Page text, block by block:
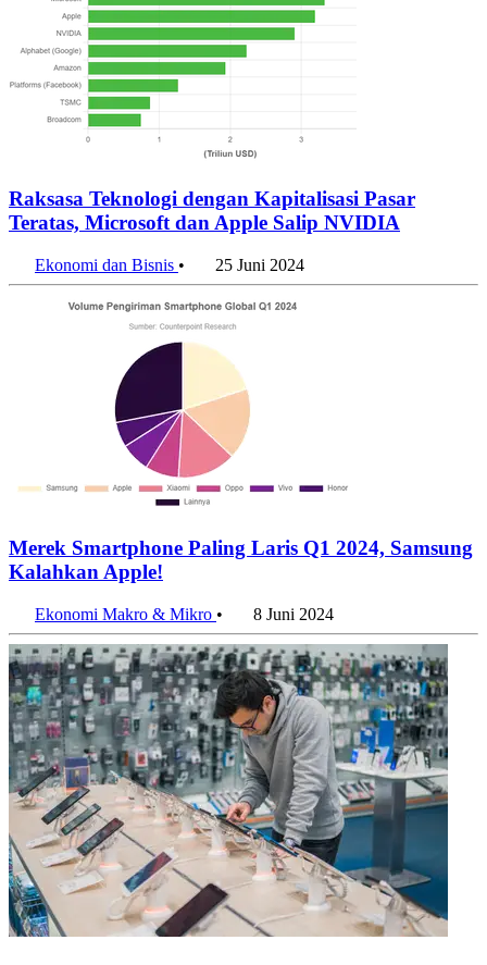
Raksasa Teknologi dengan Kapitalisasi Pasar
Teratas, Microsoft dan Apple Salip NVIDIA
Ekonomi dan Bisnis• 25 Juni 2024
Merek Smartphone Paling Laris Q1 2024, Samsung
Ekonomi Makro & Mikro• 8 Juni 2024